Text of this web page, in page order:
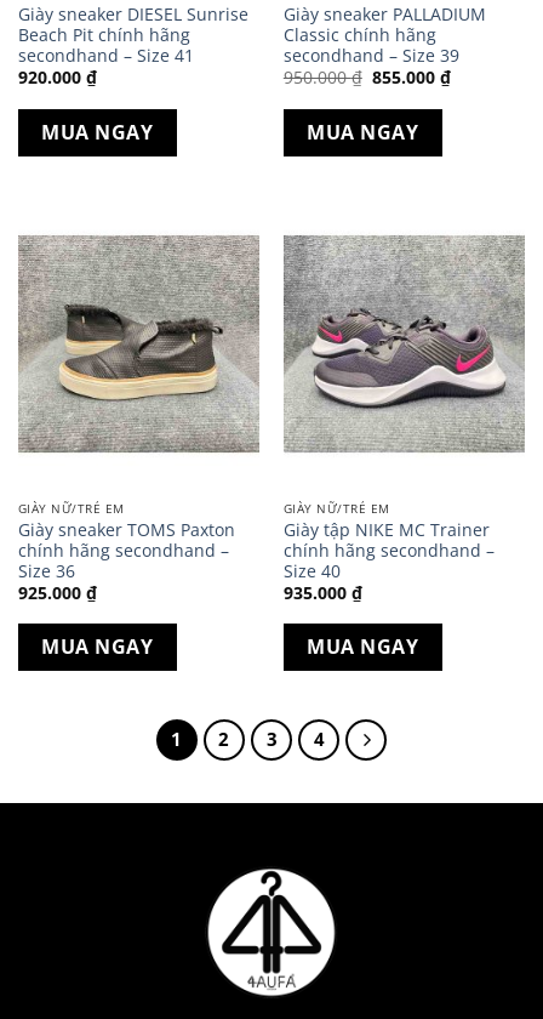
Giày sneaker DIESEL Sunrise
Beach Pit chính hãng
secondhand – Size 41
920.000 ₫
MUA NGAY
Giày sneaker PALLADIUM
Classic chính hãng
secondhand – Size 39
950.000₫ Giá
là:
950.000 ₫.
855.000 ₫Giá
hiện
MUA NGAY
GIÀY NỮ/TRẺ EM
Giày sneaker TOMS Paxton
chính hãng secondhand –
Size 36
925.000 ₫
MUA NGAY
GIÀY NỮ/TRẺ EM
Giày tập NIKE MC Trainer
chính hãng secondhand –
Size 40
935.000 ₫
MUA NGAY
1 2 3 4